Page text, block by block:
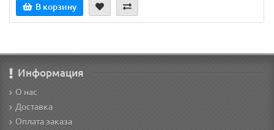
В корзину
Информация
О нас
Доставка
Оплата заказа